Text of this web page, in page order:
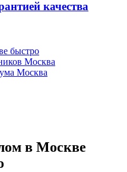
качества
быстро
Москва
Москва
в Москве